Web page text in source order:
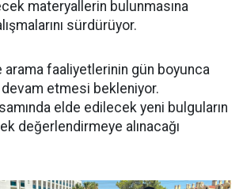
materyallerin bulunmasına
sürdürüyor.
faaliyetlerinin gün boyunca
etmesi bekleniyor.
elde edilecek yeni bulguların
değerlendirmeye alınacağı